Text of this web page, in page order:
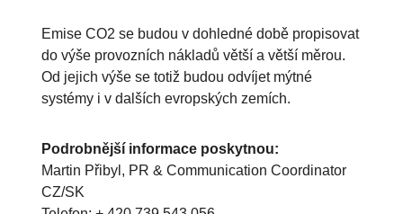
Emise CO2 se budou v dohledné době propisovat
do výše provozních nákladů větší a větší měrou.
Od jejich výše se totiž budou odvíjet mýtné
systémy i v dalších evropských zemích.
Podrobnější informace poskytnou:
Martin Přibyl, PR & Communication Coordinator
CZ/SK